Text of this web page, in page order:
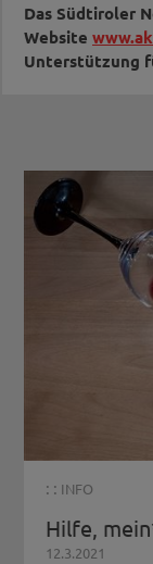
Das Südtiroler
Website
Unterstützung
: : INFO
Hilfe,
12.3.2021